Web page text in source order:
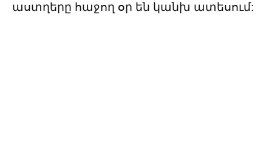
աստղերը հաջող օր են կանխ ատեսում: